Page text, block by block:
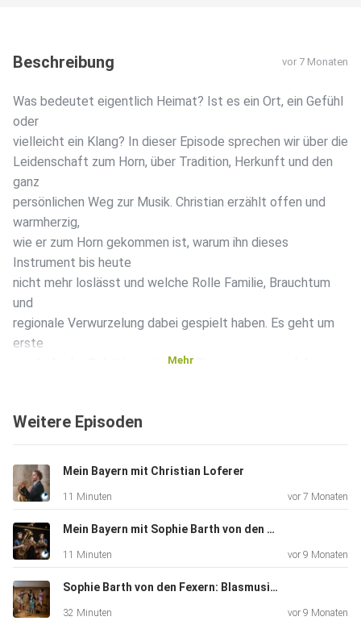
Beschreibung vor 7 Monaten
Was bedeutet eigentlich Heimat? Ist es ein Ort, ein Gefühl
oder
vielleicht ein Klang? In dieser Episode sprechen wir über die
Leidenschaft zum Horn, über Tradition, Herkunft und den
ganz
persönlichen Weg zur Musik. Christian erzählt offen und
warmherzig,
wie er zum Horn gekommen ist, warum ihn dieses
Instrument bis heute
nicht mehr loslässt und welche Rolle Familie, Brauchtum
und
regionale Verwurzelung dabei gespielt haben. Es geht um
erste
musikalische Schritte, prägende Begegnungen und darum,
Informationen zu Bayern auf erlebe.bayern Bild:
Peter von Felbert
Mehr
Weitere Episoden
Mein Bayern mit Christian Loferer
11 Minuten vor 7 Monaten
Mein Bayern mit Sophie Barth von den Fexern
11 Minuten vor 9 Monaten
Sophie Barth von den Fexern: Blasmusik zwischen Tradition und Moderne
32 Minuten vor 9 Monaten